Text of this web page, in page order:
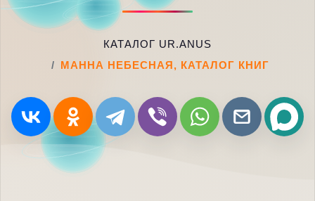
КАТАЛОГ UR.ANUS
МАННА НЕБЕСНАЯ, КАТАЛОГ КНИГ